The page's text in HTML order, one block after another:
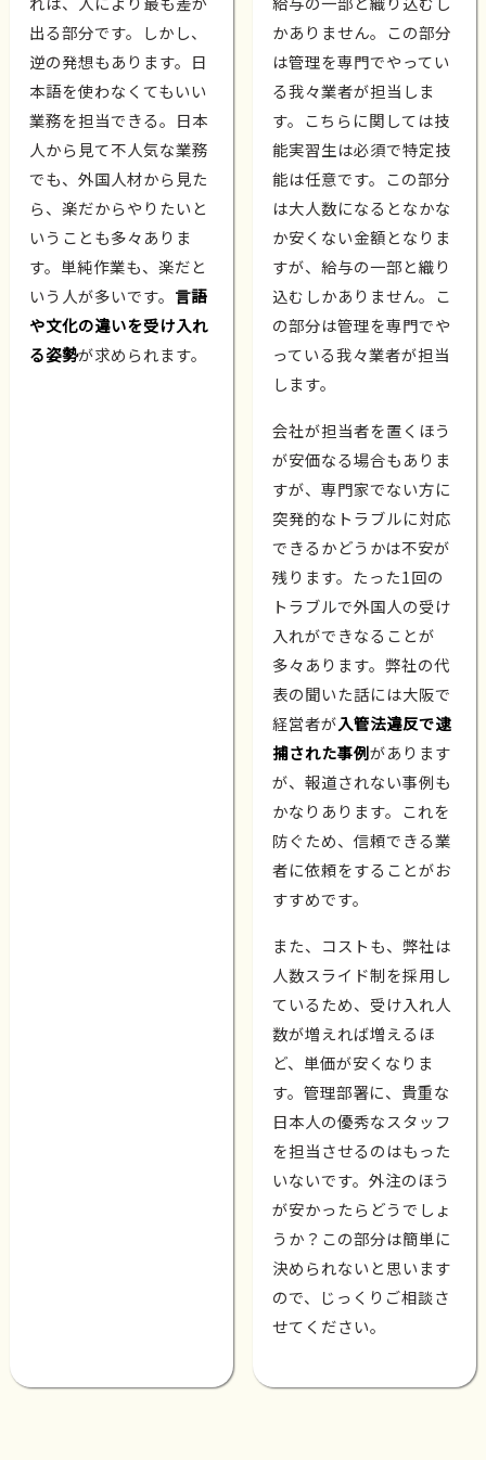
出る部分です。しかし、
逆の発想もあります。日
本語を使わなくてもいい
業務を担当できる。日本
人から見て不人気な業務
でも、外国人材から見た
ら、楽だからやりたいと
いうことも多々ありま
す。単純作業も、楽だと
いう人が多いです。 言語
や文化の違いを受け入れ
る姿勢が求められます。
かありません。この部分
は管理を専門でやってい
る我々業者が担当しま
す。こちらに関しては技
能実習生は必須で特定技
能は任意です。この部分
は大人数になるとなかな
か安くない金額となりま
すが、給与の一部と織り
込むしかありません。こ
の部分は管理を専門でや
っている我々業者が担当
します。
会社が担当者を置くほう
が安価なる場合もありま
すが、専門家でない方に
突発的なトラブルに対応
できるかどうかは不安が
残ります。たった1回の
トラブルで外国人の受け
入れができなることが
多々あります。弊社の代
表の聞いた話には大阪で
経営者が入管法違反で逮
捕された事例があります
が、報道されない事例も
かなりあります。これを
防ぐため、信頼できる業
者に依頼をすることがお
すすめです。
また、コストも、弊社は
人数スライド制を採用し
ているため、受け入れ人
数が増えれば増えるほ
ど、単価が安くなりま
す。管理部署に、貴重な
日本人の優秀なスタッフ
を担当させるのはもった
いないです。外注のほう
が安かったらどうでしょ
うか？この部分は簡単に
決められないと思います
ので、じっくりご相談さ
せてください。